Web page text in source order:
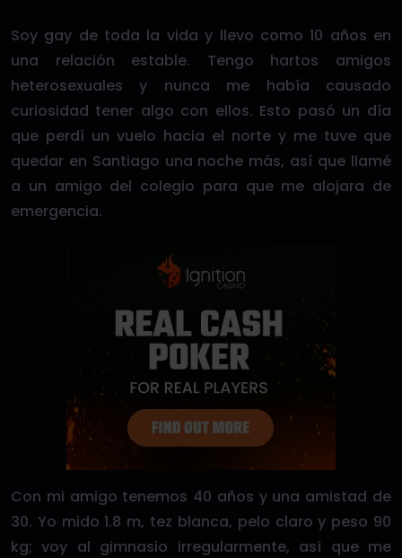
Soy gay de toda la vida y llevo como 10 años en
una relación estable. Tengo hartos amigos
heterosexuales y nunca me había causado
curiosidad tener algo con ellos. Esto pasó un día
que perdí un vuelo hacia el norte y me tuve que
quedar en Santiago una noche más, así que llamé
a un amigo del colegio para que me alojara de
emergencia.
Con mi amigo tenemos 40 años y una amistad de
30. Yo mido 1.8 m, tez blanca, pelo claro y peso 90
kg; voy al gimnasio irregularmente, así que me